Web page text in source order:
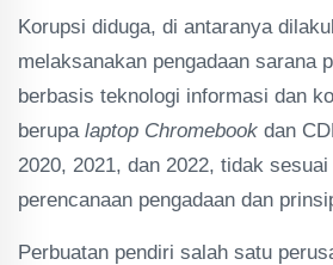
Korupsi diduga, di antaranya
melaksanakan pengadaan sarana
berbasis teknologi informasi dan
berupalaptop Chromebook dan
2020, 2021, dan 2022, tidak sesuai
perencanaan pengadaan dan
Perbuatan pendiri salah satu